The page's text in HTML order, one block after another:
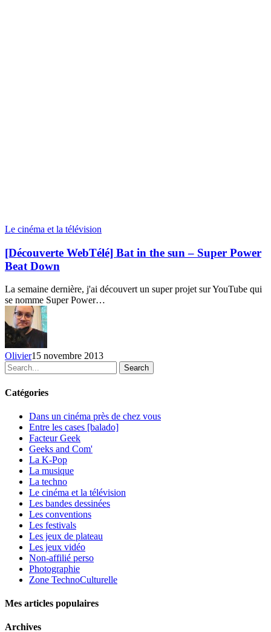
Le cinéma et la télévision
[Découverte WebTélé] Bat in the sun – Super Power
Beat Down
La semaine dernière, j'ai découvert un super projet sur YouTube qui
se nomme Super Power…
Olivier15 novembre 2013
Search
Catégories
Dans un cinéma près de chez vous
Entre les cases [balado]
Facteur Geek
Geeks and Com'
La K-Pop
La musique
La techno
Le cinéma et la télévision
Les bandes dessinées
Les conventions
Les festivals
Les jeux de plateau
Les jeux vidéo
Non-affilié perso
Photographie
Zone TechnoCulturelle
Mes articles populaires
Archives